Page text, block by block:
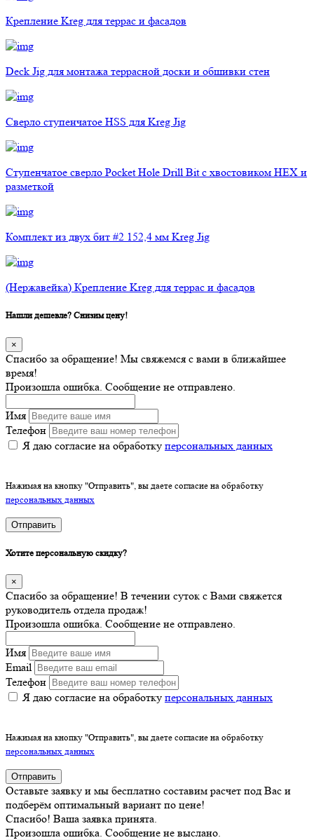
Крепление Kreg для террас и фасадов
Deck Jig для монтажа террасной доски и обшивки стен
Сверло ступенчатое HSS для Kreg Jig
Ступенчатое сверло Pocket Hole Drill Bit с хвостовиком HEX и
разметкой
Комплект из двух бит #2 152,4 мм Kreg Jig
(Нержавейка) Крепление Kreg для террас и фасадов
Нашли дешевле? Снизим цену!
×
Спасибо за обращение! Мы свяжемся с вами в ближайшее
время!
Произошла ошибка. Сообщение не отправлено.
Имя
Телефон
Я даю согласие на обработку персональных данных
Нажимая на кнопку "Отправить", вы даете согласие на обработку
персональных данных
Отправить
Хотите персональную скидку?
×
Спасибо за обращение! В течении суток с Вами свяжется
руководитель отдела продаж!
Произошла ошибка. Сообщение не отправлено.
Имя
Email
Телефон
Я даю согласие на обработку персональных данных
Нажимая на кнопку "Отправить", вы даете согласие на обработку
персональных данных
Отправить
Оставьте заявку и мы бесплатно составим расчет под Вас и
подберём оптимальный вариант по цене!
Спасибо! Ваша заявка принята.
Произошла ошибка. Сообщение не выслано.